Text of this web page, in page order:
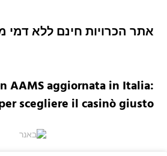
אתר הכרויות חינם ללא דמי
AAMS aggiornata in Italia:
scegliere il casinò giusto